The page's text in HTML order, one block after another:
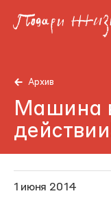
Архив
Машина
1 июня 2014